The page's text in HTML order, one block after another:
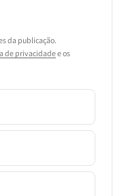
da publicação.
de privacidadee os